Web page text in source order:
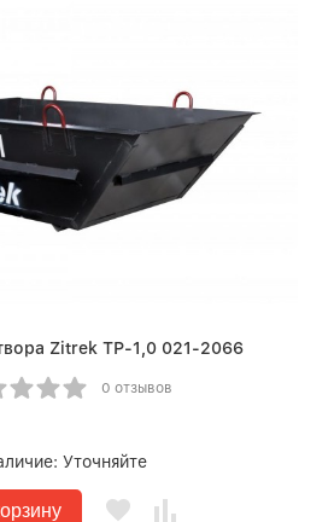
Zitrek ТР-1,0 021-2066
0 отзывов
Уточняйте